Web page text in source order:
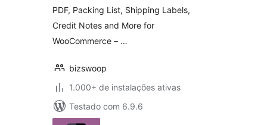
PDF, Packing List, Shipping Labels,
Credit Notes and More for
WooCommerce – …
bizswoop
1.000+ de instalações ativas
Testado com 6.9.6